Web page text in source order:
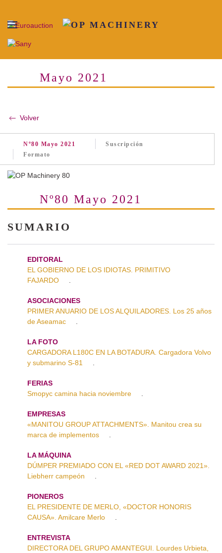
Skip to main content
Mayo 2021
Volver
Nº80 Mayo 2021
Suscripción
Formato
Nº80 Mayo 2021
SUMARIO
EDITORAL
EL GOBIERNO DE LOS IDIOTAS. PRIMITIVO
FAJARDO
ASOCIACIONES
PRIMER ANUARIO DE LOS ALQUILADORES. Los 25 años
de Aseamac
LA FOTO
CARGADORA L180C EN LA BOTADURA. Cargadora Volvo
y submarino S-81
FERIAS
Smopyc camina hacia noviembre
EMPRESAS
«MANITOU GROUP ATTACHMENTS». Manitou crea su
marca de implementos
LA MÁQUINA
DÚMPER PREMIADO CON EL «RED DOT AWARD 2021».
Liebherr campeón
PIONEROS
EL PRESIDENTE DE MERLO, «DOCTOR HONORIS
CAUSA». Amilcare Merlo
ENTREVISTA
DIRECTORA DEL GRUPO AMANTEGUI. Lourdes Urbieta,